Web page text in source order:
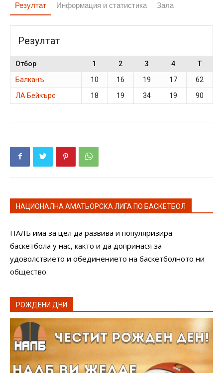
Резултат Информация и статистика Зала
Резултат
Отбор 1 2 3 4
T
Балканъ
10 16 19 17
62
ЛА Бейкърс
18 19 34 19 90
НАЦИОНАЛНА АМАТЬОРСКА ЛИГА ПО БАСКЕТБОЛ
НАЛБ има за цел да развива и популяризира
баскетбола у нас, както и да допринася за
удоволствието и обединението на баскетболното ни
общество.
РОЖДЕНИ ДНИ